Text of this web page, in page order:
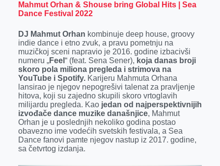
Mahmut Orhan & Shouse bring Global Hits | Sea
Dance Festival 2022
DJ Mahmut Orhan kombinuje deep house, groovy
indie dance i etno zvuk, a pravu pometnju na
muzičkoj sceni napravio je 2016. godine izbacivši
numeru „Feel “ (feat. Sena Sener), koja danas broji
skoro pola miliona pregleda i strimova na
YouTube i Spotify. Karijeru Mahmuta Orhana
lansirao je njegov nepogrešivi talenat za pravljenje
hitova, koji su zajedno skupili skoro vrtoglavih
milijardu pregleda. Kao jedan od najperspektivnijih
izvođače dance muzike današnjice, Mahmut
Orhan je u poslednjih nekoliko godina postao
obavezno ime vodećih svetskih festivala, a Sea
Dance fanovi pamte njegov nastup iz 2017. godine,
sa četvrtog izdanja.